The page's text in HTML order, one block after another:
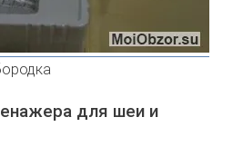
для шеи и